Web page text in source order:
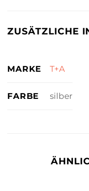
ZUSÄTZLICHE
MARKE T+A
FARBE silber